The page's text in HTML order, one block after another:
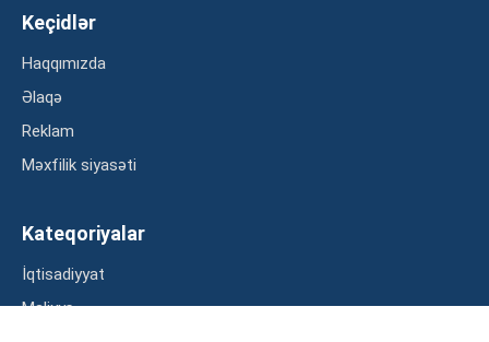
Keçidlər
Haqqımızda
Əlaqə
Reklam
Məxfilik siyasəti
Kateqoriyalar
İqtisadiyyat
Maliyyə